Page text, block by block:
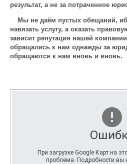
результат, а не за потраченное
Мы не даём пустых обещаний,
навязать услугу, а оказать
зависит репутация нашей
обращались к нам однажды за
обращаются к нам вновь и вновь.
При загрузке Google Карт на
проблема. Подробности вы